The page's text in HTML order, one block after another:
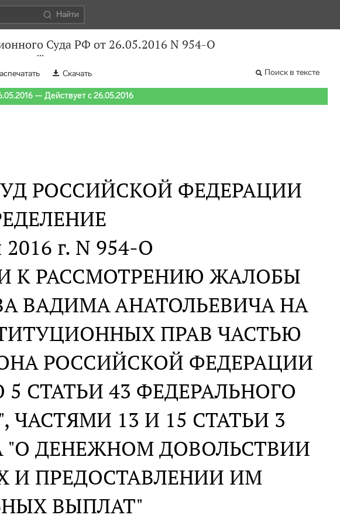
Найти
Суда РФ от 26.05.2016 N 954-О
Скачать Поиск в тексте
— Действует с 26.05.2016
РОССИЙСКОЙ ФЕДЕРАЦИИ
2016 г. N 954-О
К РАССМОТРЕНИЮ ЖАЛОБЫ
ВАДИМА АНАТОЛЬЕВИЧА НА
ПРАВ ЧАСТЬЮ
РОССИЙСКОЙ ФЕДЕРАЦИИ
СТАТЬИ 43 ФЕДЕРАЛЬНОГО
13 И 15 СТАТЬИ 3
"О ДЕНЕЖНОМ ДОВОЛЬСТВИИ
ПРЕДОСТАВЛЕНИИ ИМ
ВЫПЛАТ"